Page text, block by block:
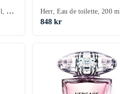
Herr, Eau de parfum, 50 ml, Eros, Mysk, Apelsin, Mandarin, Citron/Citrus, Bergamott, Grapefrukt, Blodapelsin, Peppar, Patchouli, Lime, Ambra, Svarta vinbär, Ekmossa
848 kr